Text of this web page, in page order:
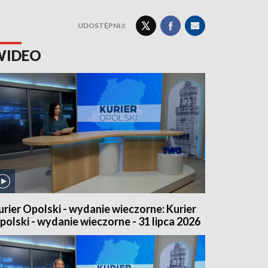
UDOSTĘPNIJ:
Opolski - wydanie wieczorne: Kurier
- wydanie wieczorne - 31 lipca 2026